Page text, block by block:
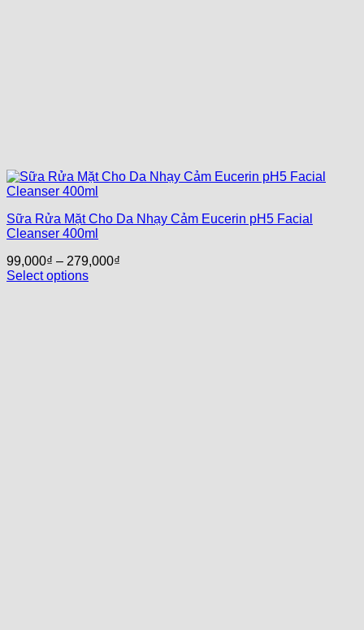
Sữa Rửa Mặt Cho Da Nhạy Cảm Eucerin pH5 Facial
Cleanser 400ml
99,000₫ – 279,000₫
Select options